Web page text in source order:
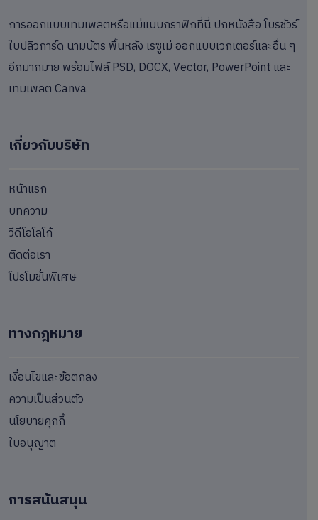
การออกแบบเทมเพลตหรือแม่แบบกราฟิกที่นี่ ปกหนังสือ โบรชัวร์
ใบปลิวการ์ด นามบัตร พื้นหลัง เรซูเม่ ออกแบบเวกเตอร์และอื่น ๆ
อีกมากมาย พร้อมไฟล์ PSD, DOCX, Vector, PowerPoint และ
เทมเพลต Canva
เกี่ยวกับบริษัท
หน้าแรก
บทความ
วีดีโอโลโก้
ติดต่อเรา
โปรโมชั่นพิเศษ
ทางกฎหมาย
เงื่อนไขและข้อตกลง
ความเป็นส่วนตัว
นโยบายคุกกี้
ใบอนุญาต
การสนันสนุน